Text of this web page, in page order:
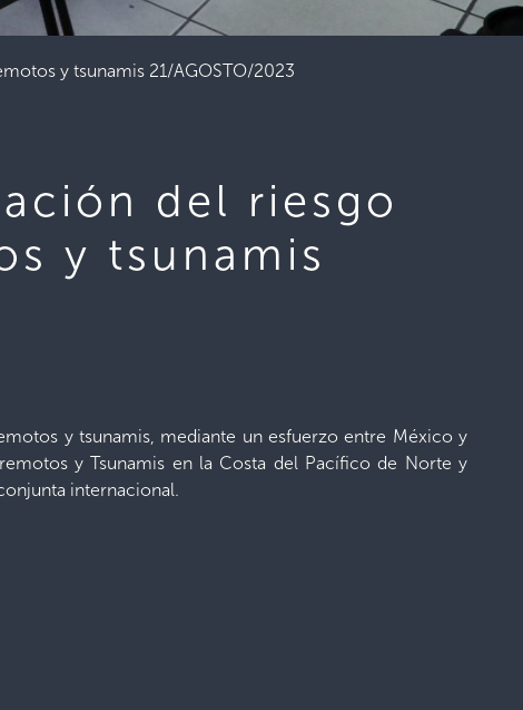
y tsunamis 21/AGOSTO/2023
del riesgo
y tsunamis
y tsunamis, mediante un esfuerzo entre México y
y Tsunamis en la Costa del Pacífico de Norte y
internacional.